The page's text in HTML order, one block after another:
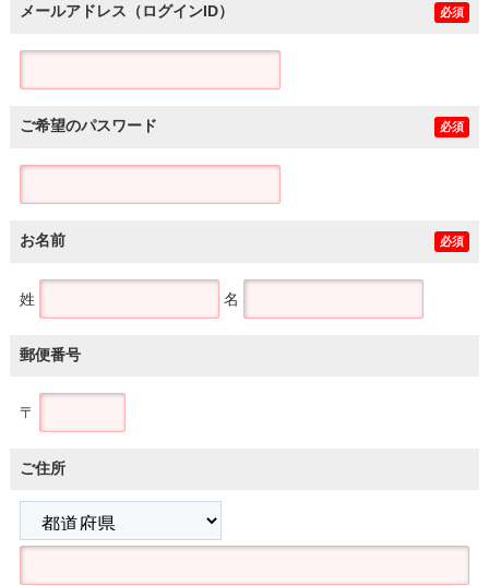
メールアドレス（ログインID） 必須
ご希望のパスワード 必須
お名前 必須
姓 名
郵便番号
〒
ご住所